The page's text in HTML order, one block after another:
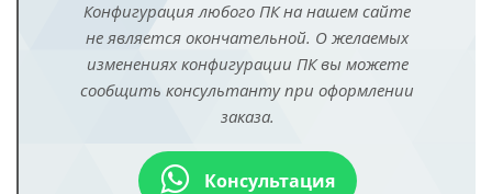
Конфигурация любого ПК на нашем сайте
не является окончательной. О желаемых
изменениях конфигурации ПК вы можете
сообщить консультанту при оформлении
заказа.
Консультация